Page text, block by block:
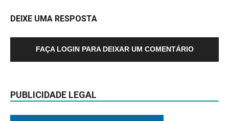
DEIXE UMA RESPOSTA
FAÇA LOGIN PARA DEIXAR UM COMENTÁRIO
PUBLICIDADE LEGAL